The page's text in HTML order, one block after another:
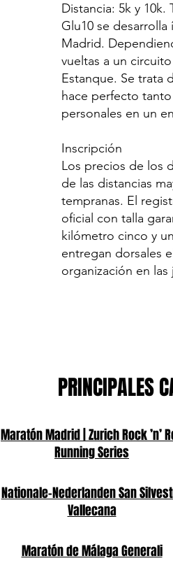
Distancia: 5k y
Glu10 se
Madrid.
vueltas a un
Estanque. Se trata
hace perfecto
personales en un
Inscripción
Los precios de los
de las distancias
tempranas. El
oficial con talla
kilómetro cinco y
entregan dorsales
organización en las
PRINCIPALES
Maratón Madrid | Zurich Rock ’n’
Running Series
Nationale-Nederlanden San
Vallecana
Maratón de Málaga Generali